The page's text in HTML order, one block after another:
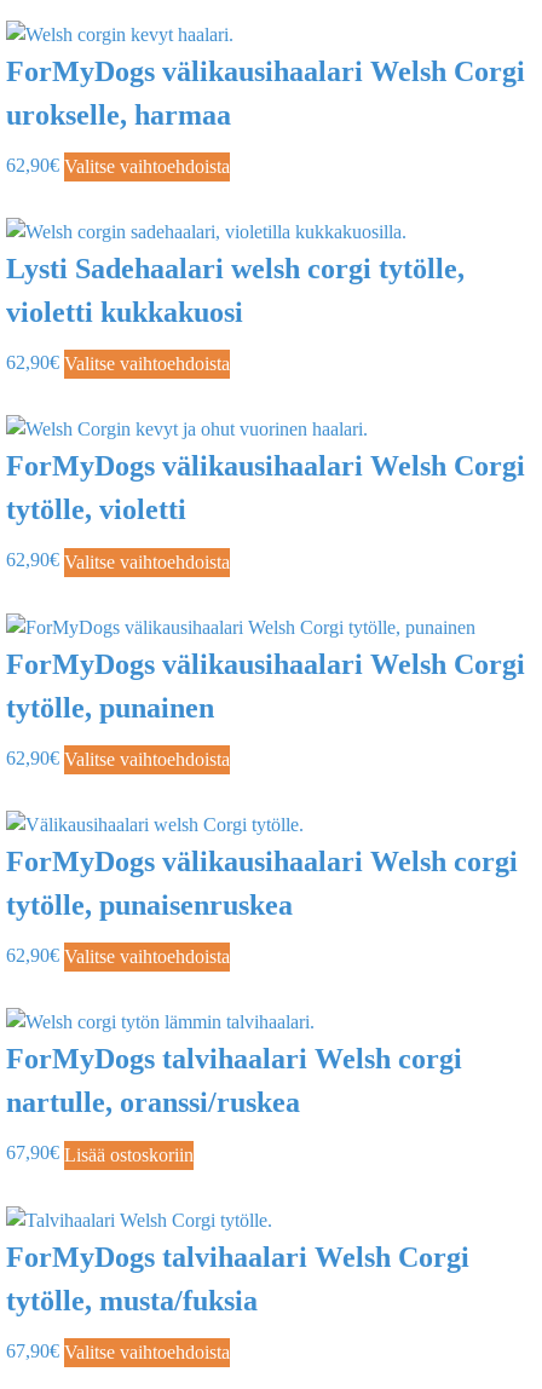
ForMyDogs välikausihaalari Welsh Corgi
urokselle, harmaa
62,90€ Valitse vaihtoehdoista
Lysti Sadehaalari welsh corgi tytölle,
violetti kukkakuosi
62,90€ Valitse vaihtoehdoista
ForMyDogs välikausihaalari Welsh Corgi
tytölle, violetti
62,90€ Valitse vaihtoehdoista
ForMyDogs välikausihaalari Welsh Corgi
tytölle, punainen
62,90€ Valitse vaihtoehdoista
ForMyDogs välikausihaalari Welsh corgi
tytölle, punaisenruskea
62,90€ Valitse vaihtoehdoista
ForMyDogs talvihaalari Welsh corgi
nartulle, oranssi/ruskea
67,90€ Lisää ostoskoriin
ForMyDogs talvihaalari Welsh Corgi
tytölle, musta/fuksia
67,90€ Valitse vaihtoehdoista